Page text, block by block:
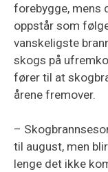
forebygge, mens
oppstår som
vanskeligste
skogs på
fører til at
årene fremover.
–
til august, men
lenge det ikke